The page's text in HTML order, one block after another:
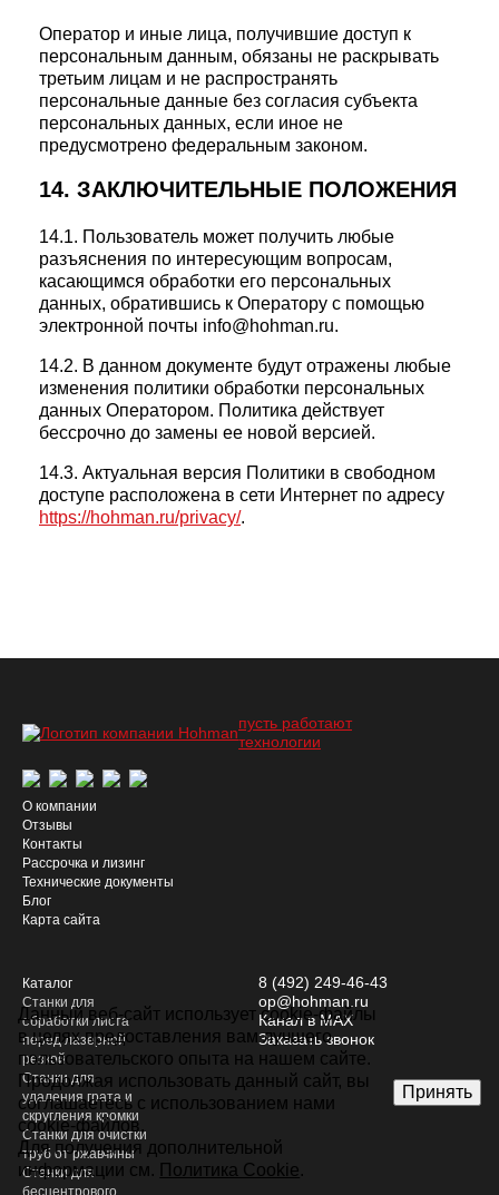
Оператор и иные лица, получившие доступ к
персональным данным, обязаны не раскрывать
третьим лицам и не распространять
персональные данные без согласия субъекта
персональных данных, если иное не
предусмотрено федеральным законом.
14. ЗАКЛЮЧИТЕЛЬНЫЕ ПОЛОЖЕНИЯ
14.1. Пользователь может получить любые
разъяснения по интересующим вопросам,
касающимся обработки его персональных
данных, обратившись к Оператору с помощью
электронной почты info@hohman.ru.
14.2. В данном документе будут отражены любые
изменения политики обработки персональных
данных Оператором. Политика действует
бессрочно до замены ее новой версией.
14.3. Актуальная версия Политики в свободном
доступе расположена в сети Интернет по адресу
https://hohman.ru/privacy/.
пусть работают
технологии
О компании
Отзывы
Контакты
Рассрочка и лизинг
Технические документы
Блог
Карта сайта
Каталог
Станки для
обработки листа
перед лазерной
резкой
Станки для
удаления грата и
скругления кромки
Станки для очистки
труб от ржавчины
Станки для
бесцентрового
8 (492) 249-46-43
op@hohman.ru
Канал в MAX
Заказать звонок
Данный веб-сайт использует cookie-файлы
в целях предоставления вам лучшего
пользовательского опыта на нашем сайте.
Продолжая использовать данный сайт, вы
соглашаетесь с использованием нами
cookie-файлов.
Для получения дополнительной
информации см. Политика Cookie.
Принять